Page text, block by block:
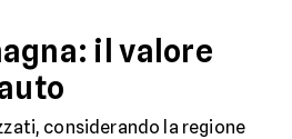
il valore
considerando la regione